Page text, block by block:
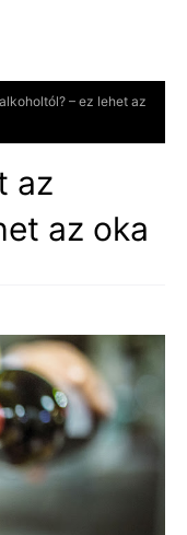
– ez lehet az
az
az oka